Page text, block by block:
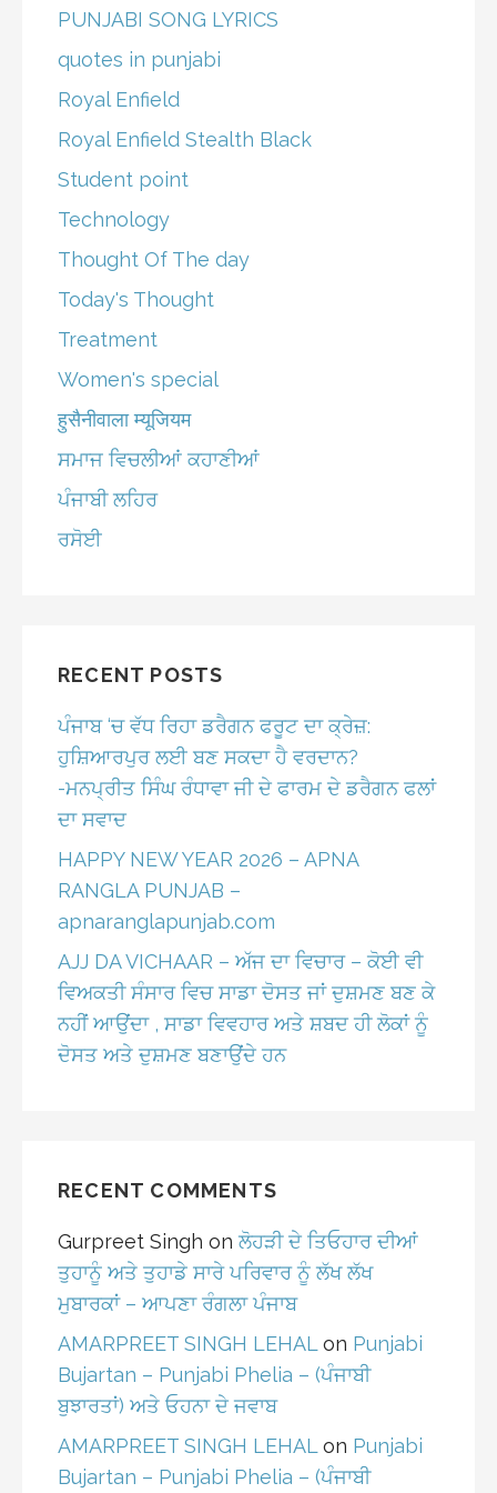
PUNJABI SONG LYRICS
quotes in punjabi
Royal Enfield
Royal Enfield Stealth Black
Student point
Technology
Thought Of The day
Today's Thought
Treatment
Women's special
हुसैनीवाला म्यूजियम
ਸਮਾਜ ਵਿਚਲੀਆਂ ਕਹਾਣੀਆਂ
ਪੰਜਾਬੀ ਲਹਿਰ
ਰਸੋਈ
RECENT POSTS
ਪੰਜਾਬ ‘ਚ ਵੱਧ ਰਿਹਾ ਡਰੈਗਨ ਫਰੂਟ ਦਾ ਕ੍ਰੇਜ਼:
ਹੁਸ਼ਿਆਰਪੁਰ ਲਈ ਬਣ ਸਕਦਾ ਹੈ ਵਰਦਾਨ?
-ਮਨਪ੍ਰੀਤ ਸਿੰਘ ਰੰਧਾਵਾ ਜੀ ਦੇ ਫਾਰਮ ਦੇ ਡਰੈਗਨ ਫਲਾਂ
ਦਾ ਸਵਾਦ
HAPPY NEW YEAR 2026 – APNA
RANGLA PUNJAB –
apnaranglapunjab.com
AJJ DA VICHAAR – ਅੱਜ ਦਾ ਵਿਚਾਰ – ਕੋਈ ਵੀ
ਵਿਅਕਤੀ ਸੰਸਾਰ ਵਿਚ ਸਾਡਾ ਦੋਸਤ ਜਾਂ ਦੁਸ਼ਮਣ ਬਣ ਕੇ
ਨਹੀਂ ਆਉਂਦਾ , ਸਾਡਾ ਵਿਵਹਾਰ ਅਤੇ ਸ਼ਬਦ ਹੀ ਲੋਕਾਂ ਨੂੰ
ਦੋਸਤ ਅਤੇ ਦੁਸ਼ਮਣ ਬਣਾਉਂਦੇ ਹਨ
RECENT COMMENTS
Gurpreet Singh on ਲੋਹੜੀ ਦੇ ਤਿਓਹਾਰ ਦੀਆਂ
ਤੁਹਾਨੂੰ ਅਤੇ ਤੁਹਾਡੇ ਸਾਰੇ ਪਰਿਵਾਰ ਨੂੰ ਲੱਖ ਲੱਖ
ਮੁਬਾਰਕਾਂ – ਆਪਣਾ ਰੰਗਲਾ ਪੰਜਾਬ
AMARPREET SINGH LEHALon Punjabi
Bujartan – Punjabi Phelia – (ਪੰਜਾਬੀ
ਬੁਝਾਰਤਾਂ) ਅਤੇ ਓਹਨਾ ਦੇ ਜਵਾਬ
AMARPREET SINGH LEHALon Punjabi
Bujartan – Punjabi Phelia – (ਪੰਜਾਬੀ